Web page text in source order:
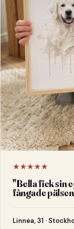
★★★★★
"Bella fick sin
fångade
Linnea, 31 ·